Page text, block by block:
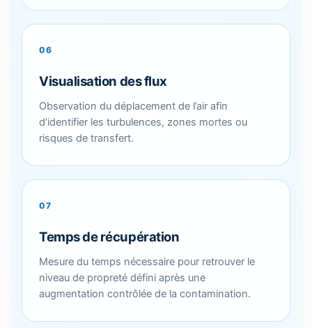
06
Visualisation des flux
Observation du déplacement de l’air afin
d’identifier les turbulences, zones mortes ou
risques de transfert.
07
Temps de récupération
Mesure du temps nécessaire pour retrouver le
niveau de propreté défini après une
augmentation contrôlée de la contamination.